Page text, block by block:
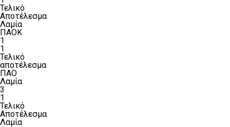
Τελικό
Αποτέλεσμα
Λαμία
ΠΑΟΚ
1
1
Τελικό
αποτέλεσμα
ΠΑΟ
Λαμία
3
1
Τελικό
Αποτέλεσμα
Λαμία